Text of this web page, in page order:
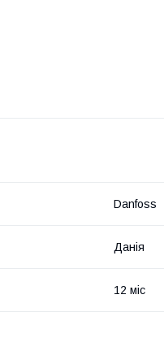
Danfoss
Данія
12 міс